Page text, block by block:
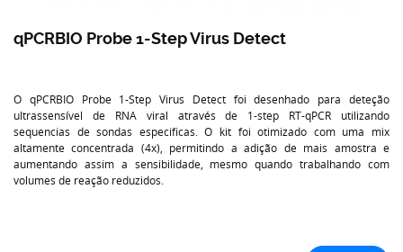
qPCRBIO Probe 1-Step Virus Detect
O qPCRBIO Probe 1-Step Virus Detect foi desenhado para deteção
ultrassensível de RNA viral através de 1-step RT-qPCR utilizando
sequencias de sondas especificas. O kit foi otimizado com uma mix
altamente concentrada (4x), permitindo a adição de mais amostra e
aumentando assim a sensibilidade, mesmo quando trabalhando com
volumes de reação reduzidos.